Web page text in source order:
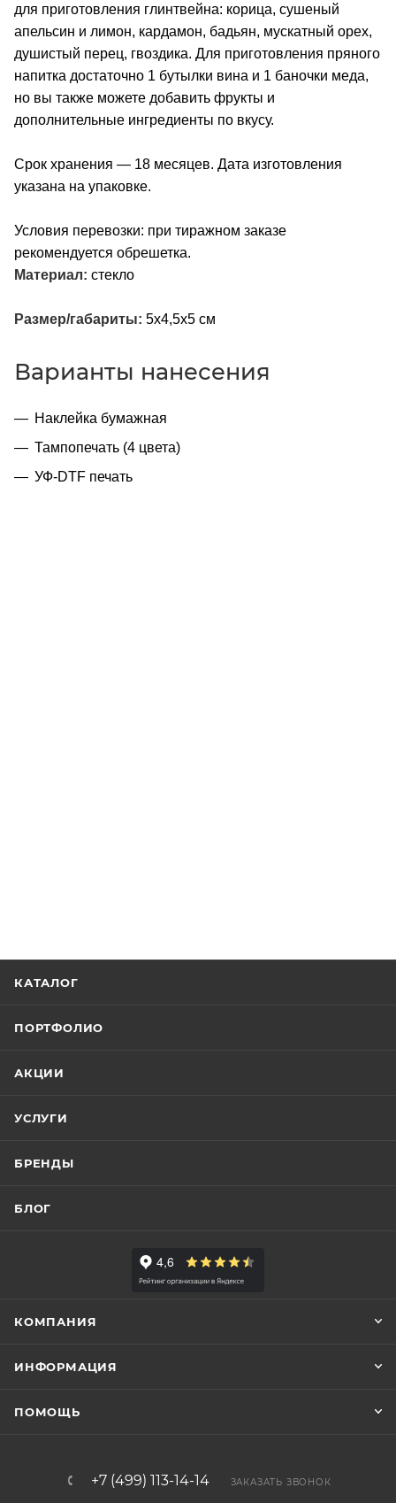
для приготовления глинтвейна: корица, сушеный
апельсин и лимон, кардамон, бадьян, мускатный орех,
душистый перец, гвоздика. Для приготовления пряного
напитка достаточно 1 бутылки вина и 1 баночки меда,
но вы также можете добавить фрукты и
дополнительные ингредиенты по вкусу.
Срок хранения — 18 месяцев. Дата изготовления
указана на упаковке.
Условия перевозки: при тиражном заказе
рекомендуется обрешетка.
Материал: стекло
Размер/габариты: 5х4,5х5 см
Варианты нанесения
Наклейка бумажная
Тампопечать (4 цвета)
УФ-DTF печать
КАТАЛОГ
ПОРТФОЛИО
АКЦИИ
УСЛУГИ
БРЕНДЫ
БЛОГ
КОМПАНИЯ
ИНФОРМАЦИЯ
ПОМОЩЬ
+7 (499) 113-14-14 ЗАКАЗАТЬ ЗВОНОК